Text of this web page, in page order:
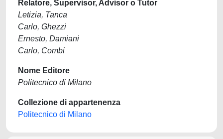
Relatore, Supervisor, Advisor o Tutor
Letizia, Tanca
Carlo, Ghezzi
Ernesto, Damiani
Carlo, Combi
Nome Editore
Politecnico di Milano
Collezione di appartenenza
Politecnico di Milano